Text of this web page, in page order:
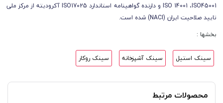
ISO 14001 ،ISO45001 و دارنده گواهینامه استاندارد ISO17025 آکرودیته از مرکز ملی
تایید صلاحیت ایران (NACI) شده است.
بخشها :
سینک استیل سینک آشپزخانه سینک روکار
محصولات مرتبط